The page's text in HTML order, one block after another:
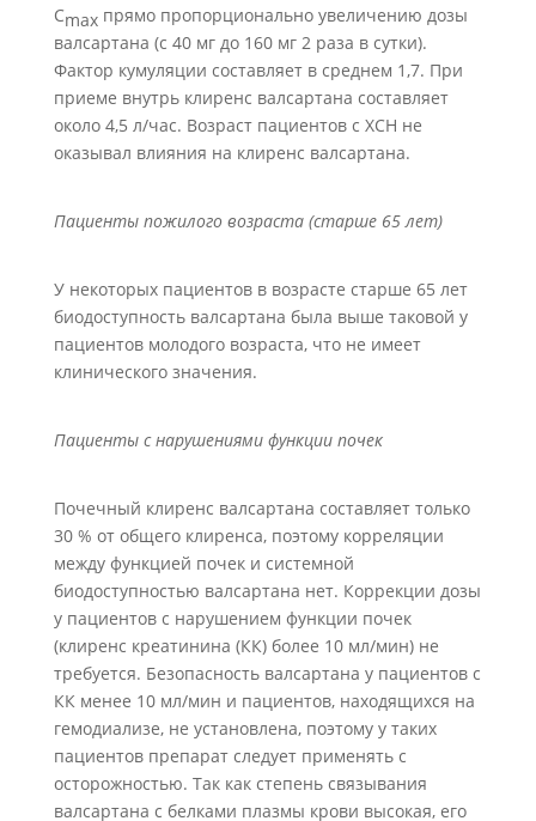
Cmaxпрямо пропорционально увеличению дозы
валсартана (с 40 мг до 160 мг 2 раза в сутки).
Фактор кумуляции составляет в среднем 1,7. При
приеме внутрь клиренс валсартана составляет
около 4,5 л/час. Возраст пациентов с ХСН не
оказывал влияния на клиренс валсартана.
Пациенты пожилого возраста (старше 65 лет)
У некоторых пациентов в возрасте старше 65 лет
биодоступность валсартана была выше таковой у
пациентов молодого возраста, что не имеет
клинического значения.
Пациенты с нарушениями функции почек
Почечный клиренс валсартана составляет только
30 % от общего клиренса, поэтому корреляции
между функцией почек и системной
биодоступностью валсартана нет. Коррекции дозы
у пациентов с нарушением функции почек
(клиренс креатинина (КК) более 10 мл/мин) не
требуется. Безопасность валсартана у пациентов с
КК менее 10 мл/мин и пациентов, находящихся на
гемодиализе, не установлена, поэтому у таких
пациентов препарат следует применять с
осторожностью. Так как степень связывания
валсартана с белками плазмы крови высокая, его